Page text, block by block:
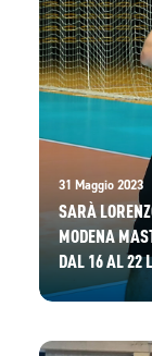
31 Maggio 2023
SARÀ
MODENA
DAL 16 AL 22